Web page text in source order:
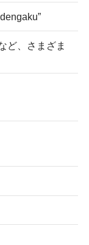
ど、さまざま